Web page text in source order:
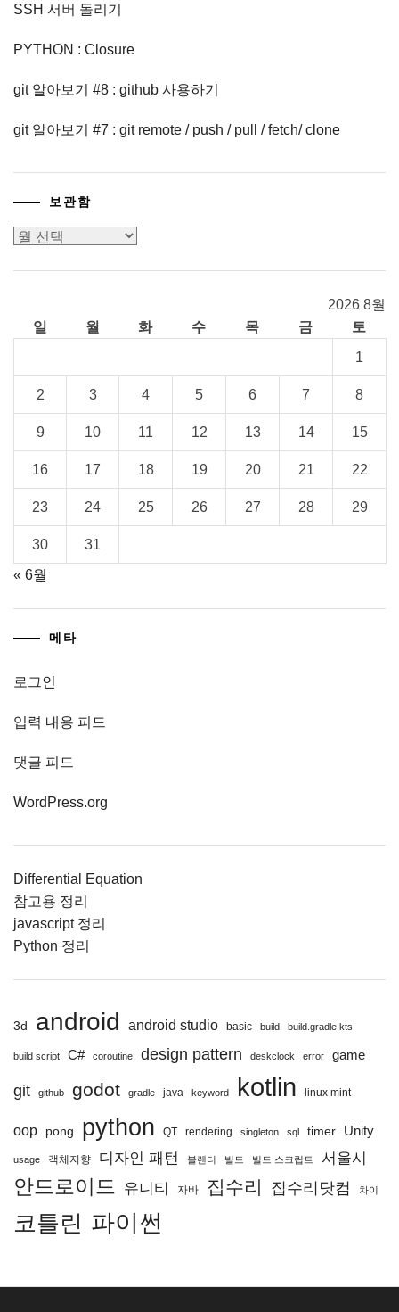
SSH 서버 돌리기
PYTHON : Closure
git 알아보기 #8 : github 사용하기
git 알아보기 #7 : git remote / push / pull / fetch/ clone
보관함
보
2026 8월
일
월 화 수 목 금
토
1
2 3 4 5 6 7 8
9 10 11 12 13 14 15
16 17 18 19 20 21 22
23 24 25 26 27 28 29
30
31
« 6월
메타
로그인
입력 내용 피드
댓글 피드
WordPress.org
Differential Equation
참고용 정리
javascript 정리
Python 정리
3d android android studio basic build build.gradle.kts
build script C# coroutine design pattern deskclock error game
git github godot gradle java keyword kotlin linux mint
oop pong python QT rendering singleton sql timer Unity
usage 객체지향 디자인 패턴 블렌더 빌드 빌드 스크립트 서울시
안드로이드 유니티 자바 집수리 집수리닷컴 차이
코틀린 파이썬